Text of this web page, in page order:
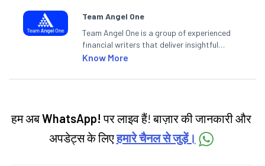
Team Angel One
Team Angel One is a group of experienced
financial writers that deliver insightful
articles on the stock market, IPO, economy,
categories.
Know More
हम अबWhatsApp! पर लाइव हैं! बाज़ार की जानकारी और
अपडेट्स के लिएहमारे चैनल से जुड़ें।